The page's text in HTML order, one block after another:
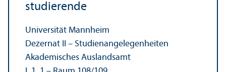
studierende
Universität Mannheim
Dezernat II – Studien­angelegenheiten
Akademisches Auslands­amt